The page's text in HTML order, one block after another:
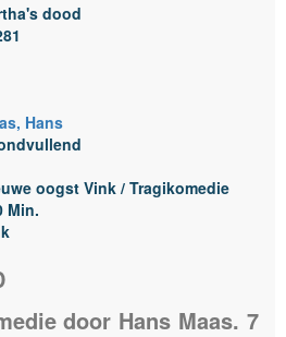
dood
Hans
oogst Vink / Tragikomedie
Min.
door Hans Maas. 7